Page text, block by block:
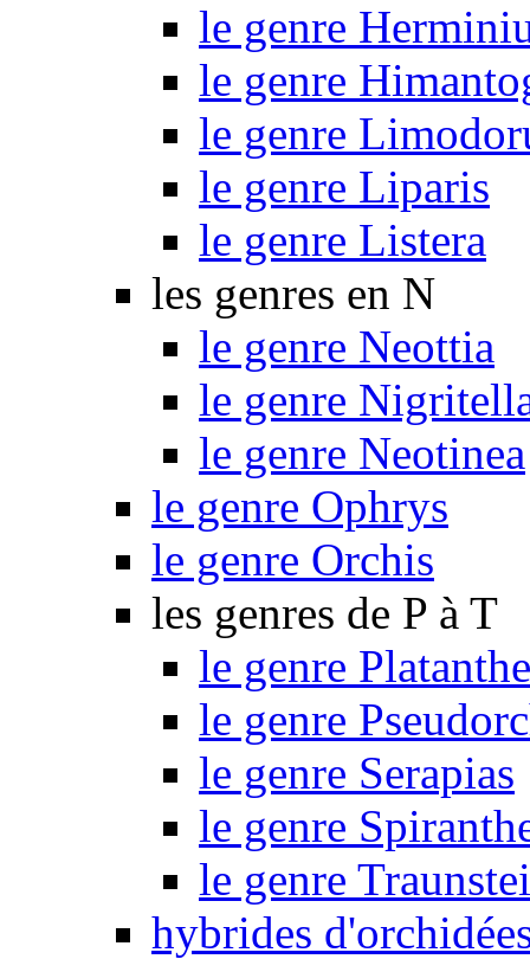
le genre
le genre
le genre
le genre Liparis
le genre Listera
les genres en N
le genre Neottia
le genre
le genre Neotinea
le genre Ophrys
le genre Orchis
les genres de P à T
le genre
le genre
le genre Serapias
le genre
le genre
hybrides